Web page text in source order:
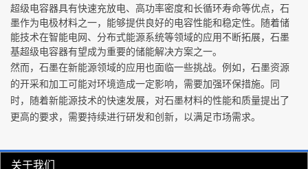
超级电容器具有快速充放电、高功率密度和长循环寿命等优点，石
墨作为电极材料之一，能够提供良好的电容性能和稳定性。随着储
能技术在智能电网、分布式能源系统等领域的应用不断拓展，石墨
基超级电容器有望成为重要的储能解决方案之一。
然而，石墨在新能源领域的应用也面临一些挑战。例如，石墨资源
的开采和加工可能对环境造成一定影响，需要加强环保措施。同
时，随着新能源技术的快速发展，对石墨材料的性能和质量提出了
更高的要求，需要持续进行研发和创新，以满足市场需求。
关于我们